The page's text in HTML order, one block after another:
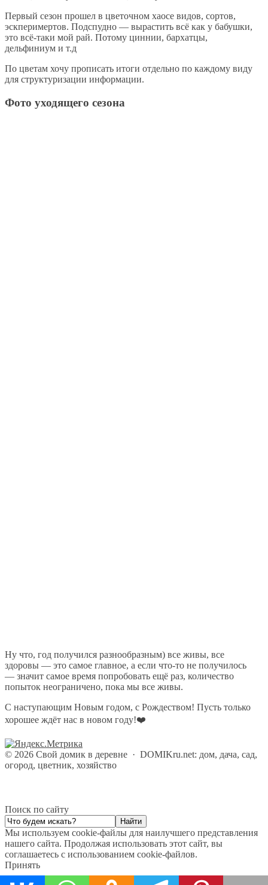
Первый сезон прошел в цветочном хаосе видов, сортов,
эскперимертов. Подспудно — вырастить всё как у бабушки,
это всё-таки мой рай. Потому циннии, бархатцы,
дельфиниум и т.д
По цветам хочу прописать итоги отдельно по каждому виду
для структуризации информации.
Фото уходящего сезона
Ну что, год получился разнообразным) все живы, все
здоровы — это самое главное, а если что-то не получилось
— значит самое время попробовать ещё раз, количество
попыток неограничено, пока мы все живы.
С наступающим Новым годом, с Рождеством! Пусть только
хорошее ждёт нас в новом году!❤️
© 2026 Свой домик в деревне · DOMIKru.net: дом, дача, сад,
огород, цветник, хозяйство
Поиск по сайту
Мы используем cookie-файлы для наилучшего представления
нашего сайта. Продолжая использовать этот сайт, вы
соглашаетесь с использованием cookie-файлов.
Принять